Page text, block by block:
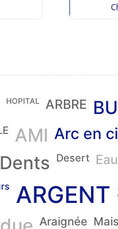
HOPITAL ARBRE
AMI Arc en
Dents Desert Eau
ARGENT
Araignée